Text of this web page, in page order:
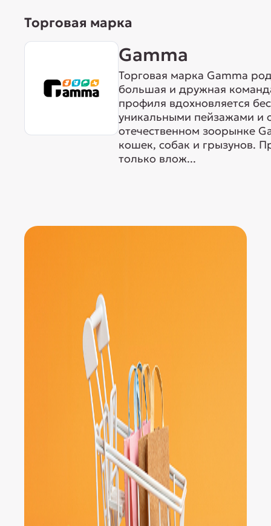
Торговая марка
Gamma
Торговая марка Gamma
большая и дружная
профиля вдохновляется
уникальными пейзажами и
отечественном зоорынке
кошек, собак и грызунов.
только влож...